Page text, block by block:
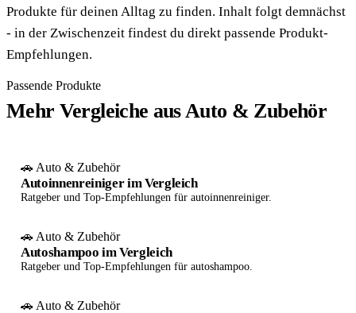
Produkte für deinen Alltag zu finden. Inhalt folgt demnächst
- in der Zwischenzeit findest du direkt passende Produkt-
Empfehlungen.
Passende Produkte
Mehr Vergleiche aus Auto & Zubehör
🚗 Auto & Zubehör
Autoinnenreiniger im Vergleich
Ratgeber und Top-Empfehlungen für autoinnenreiniger.
🚗 Auto & Zubehör
Autoshampoo im Vergleich
Ratgeber und Top-Empfehlungen für autoshampoo.
🚗 Auto & Zubehör